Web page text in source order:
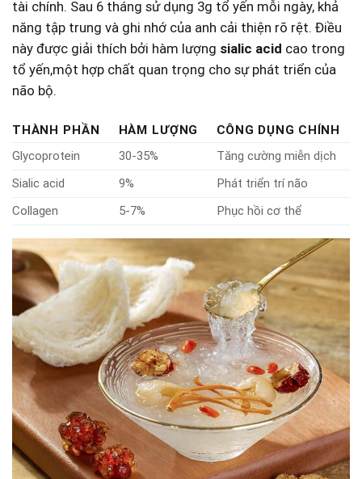
tài chính. Sau ⁣6 tháng sử​ dụng ⁣3g tổ yến ​mỗi ngày, khả
năng tập trung và ghi⁣ nhớ của‍ anh⁣ cải thiện rõ⁣ rệt. Điều
này được giải⁣ thích bởi hàm lượng sialic acid cao trong
tổ yến,một hợp chất quan‌ trọng cho ​sự‌ phát triển của⁢
não bộ.
THÀNH ⁤PHẦN HÀM ⁣LƯỢNG
CÔNG DỤNG CHÍNH
Glycoprotein
30-35%
Tăng‌ cường‌ miễn ⁢dịch
Sialic ‌acid
9%
Phát triển trí não
Collagen
5-7% Phục hồi ‌cơ ⁣thể